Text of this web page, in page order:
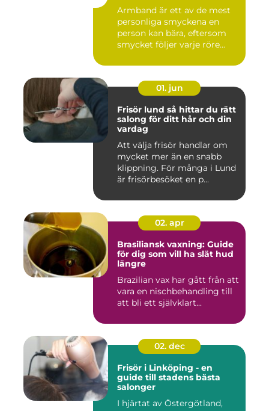
Armband är ett av de mest
personliga smyckena en
person kan bära, eftersom
smycket följer varje röre...
01. jun
Frisör lund så hittar du rätt
salong för ditt hår och din
vardag
Att välja frisör handlar om
mycket mer än en snabb
klippning. För många i Lund
är frisörbesöket en p...
02. apr
Brasiliansk vaxning: Guide
för dig som vill ha slät hud
längre
Brazilian vax har gått från att
vara en nischbehandling till
att bli ett självklart...
02. dec
Frisör i Linköping - en
guide till stadens bästa
salonger
I hjärtat av Östergötland,